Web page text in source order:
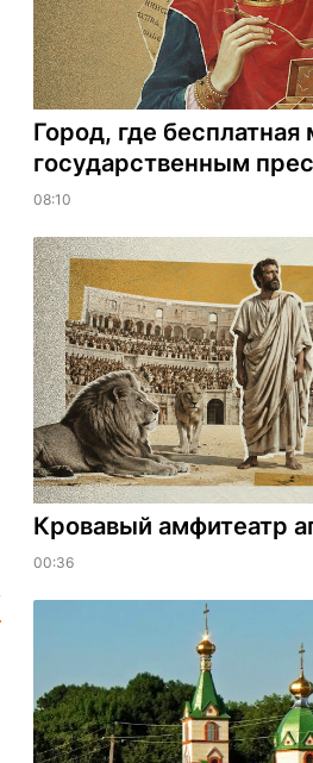
Город, где
государственным
08:10
​Кровавый амфитеатр
00:36